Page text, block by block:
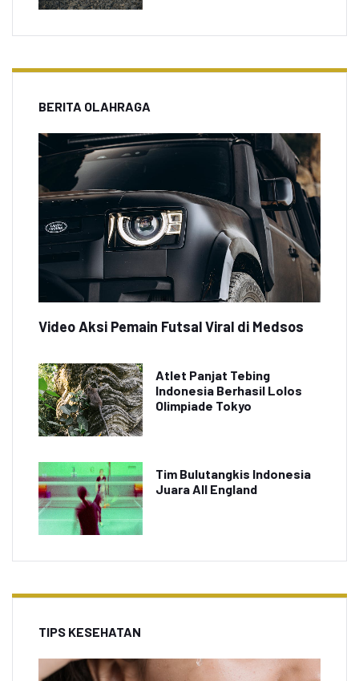
BERITA OLAHRAGA
Video Aksi Pemain Futsal Viral di Medsos
Atlet Panjat Tebing
Indonesia Berhasil Lolos
Olimpiade Tokyo
Tim Bulutangkis Indonesia
Juara All England
TIPS KESEHATAN